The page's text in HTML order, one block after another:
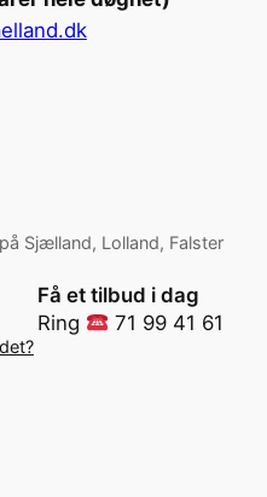
Sjælland, Lolland, Falster
Få et tilbud i dag
Ring
71 99 41 61